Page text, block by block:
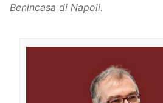
Benincasa di Napoli.